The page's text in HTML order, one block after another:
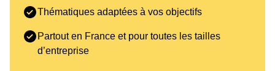
Thématiques adaptées à vos objectifs
Partout en France et pour toutes les tailles
d’entreprise